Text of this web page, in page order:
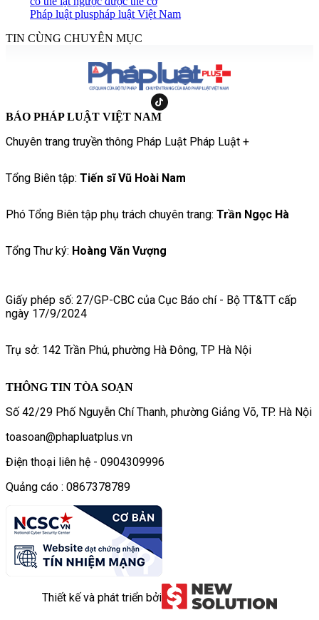
Pháp luật pluspháp luật Việt Nam
TIN CÙNG CHUYÊN MỤC
BÁO PHÁP LUẬT VIỆT NAM
Chuyên trang truyền thông Pháp Luật Pháp Luật +
Tổng Biên tập: Tiến sĩ Vũ Hoài Nam
Phó Tổng Biên tập phụ trách chuyên trang: Trần Ngọc Hà
Tổng Thư ký: Hoàng Văn Vượng
Giấy phép số: 27/GP-CBC của Cục Báo chí - Bộ TT&TT cấp
ngày 17/9/2024
Trụ sở: 142 Trần Phú, phường Hà Đông, TP Hà Nội
THÔNG TIN TÒA SOẠN
Số 42/29 Phố Nguyễn Chí Thanh, phường Giảng Võ, TP. Hà Nội
toasoan@phapluatplus.vn
Điện thoại liên hệ - 0904309996
Quảng cáo : 0867378789
Thiết kế và phát triển bởi